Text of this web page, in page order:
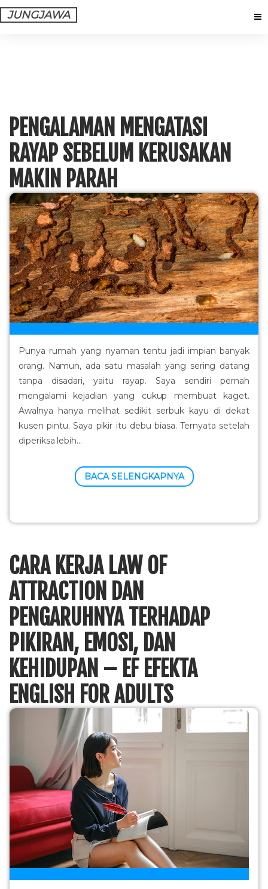
JUNGJAWA
PENGALAMAN MENGATASI
RAYAP SEBELUM KERUSAKAN
MAKIN PARAH
Punya rumah yang nyaman tentu jadi impian banyak
orang. Namun, ada satu masalah yang sering datang
tanpa disadari, yaitu rayap. Saya sendiri pernah
mengalami kejadian yang cukup membuat kaget.
Awalnya hanya melihat sedikit serbuk kayu di dekat
kusen pintu. Saya pikir itu debu biasa. Ternyata setelah
diperiksa lebih...
BACA SELENGKAPNYA
CARA KERJA LAW OF
ATTRACTION DAN
PENGARUHNYA TERHADAP
PIKIRAN, EMOSI, DAN
KEHIDUPAN – EF EFEKTA
ENGLISH FOR ADULTS